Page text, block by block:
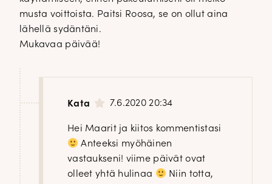
musta voittoista. Paitsi Roosa, se on ollut aina
lähellä sydäntäni.
Mukavaa päivää!
Kata 7.6.2020 20:34
Hei Maarit ja kiitos kommentistasi
Anteeksi myöhäinen
vastaukseni! viime päivät ovat
olleet yhtä hulinaa
Niin totta,